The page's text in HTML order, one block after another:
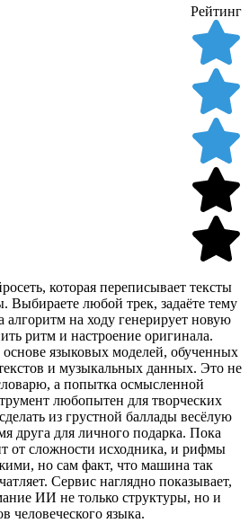
Рейтинг
которая переписывает тексты
Выбираете любой трек, задаёте тему
алгоритм на ходу генерирует новую
ритм и настроение оригинала.
основе языковых моделей, обученных
и музыкальных данных. Это не
а попытка осмысленной
любопытен для творческих
из грустной баллады весёлую
друга для личного подарка. Пока
от сложности исходника, и рифмы
но сам факт, что машина так
Сервис наглядно показывает,
ИИ не только структуры, но и
человеческого языка.